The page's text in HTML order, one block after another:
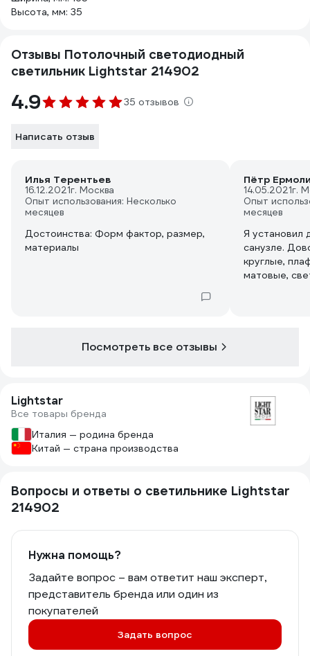
Высота, мм: 35
Отзывы Потолочный светодиодный
светильник Lightstar 214902
4.9 35 отзывов
Написать отзыв
Илья Терентьев
16.12.2021г. Москва
Опыт использования: Несколько
месяцев
Достоинства: Форм фактор, размер,
материалы
Пётр
14.05.2021г.
Опыт
месяцев
Я установил
санузле.
круглые,
матовые,
Посмотреть все отзывы
Lightstar
Все товары бренда
Италия — родина бренда
Китай — страна производства
Вопросы и ответы о светильнике Lightstar
214902
Нужна помощь?
Задайте вопрос – вам ответит наш эксперт,
представитель бренда или один из
покупателей
Задать вопрос